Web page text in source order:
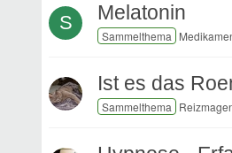
S Melatonin
Ist es das